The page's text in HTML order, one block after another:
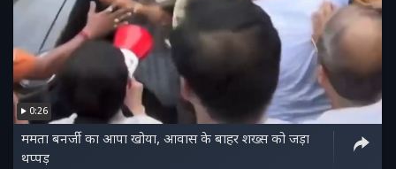
0:26
ममता बनर्जी का आपा खोया, आवास के बाहर शख्स को जड़ा
थप्पड़